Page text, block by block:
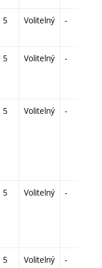
5 Volitelný -
5 Volitelný -
5 Volitelný -
5 Volitelný -
5 Volitelný -